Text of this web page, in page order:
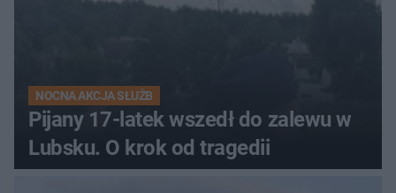
NOCNA AKCJA SŁUŻB
Pijany 17-latek wszedł do zalewu w
Lubsku. O krok od tragedii